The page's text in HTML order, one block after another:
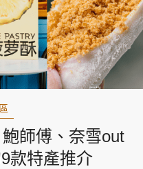
師傅、奈雪out
款特產推介